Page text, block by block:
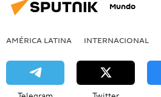
Mundo
AMÉRICA LATINA INTERNACIONAL